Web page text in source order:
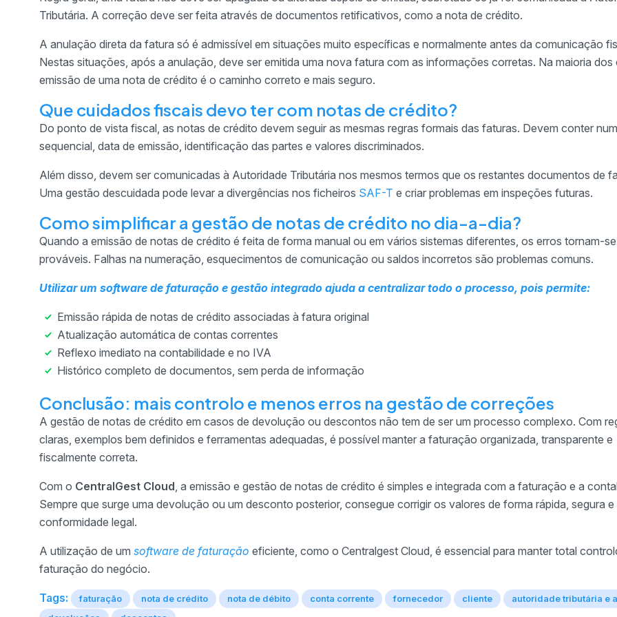
Tributária. A correção deve ser feita através de documentos retificativos, como a nota de crédito.
A anulação direta da fatura só é admissível em situações muito específicas e normalmente antes da comunicação
Nestas situações, após a anulação, deve ser emitida uma nova fatura com as informações corretas. Na maioria dos
emissão de uma nota de crédito é o caminho correto e mais seguro.
Que cuidados fiscais devo ter com notas de crédito?
Do ponto de vista fiscal, as notas de crédito devem seguir as mesmas regras formais das faturas. Devem conter
sequencial, data de emissão, identificação das partes e valores discriminados.
Além disso, devem ser comunicadas à Autoridade Tributária nos mesmos termos que os restantes documentos de
Uma gestão descuidada pode levar a divergências nos ficheiros SAF-T e criar problemas em inspeções futuras.
Como simplificar a gestão de notas de crédito no dia-a-dia?
Quando a emissão de notas de crédito é feita de forma manual ou em vários sistemas diferentes, os erros tornam-
prováveis. Falhas na numeração, esquecimentos de comunicação ou saldos incorretos são problemas comuns.
Utilizar um software de faturação e gestão integrado ajuda a centralizar todo o processo, pois permite:
Emissão rápida de notas de crédito associadas à fatura original
Atualização automática de contas correntes
Reflexo imediato na contabilidade e no IVA
Histórico completo de documentos, sem perda de informação
Conclusão: mais controlo e menos erros na gestão de correções
A gestão de notas de crédito em casos de devolução ou descontos não tem de ser um processo complexo. Com
claras, exemplos bem definidos e ferramentas adequadas, é possível manter a faturação organizada, transparente e
fiscalmente correta.
Com o CentralGest Cloud , a emissão e gestão de notas de crédito é simples e integrada com a faturação e a
Sempre que surge uma devolução ou um desconto posterior, consegue corrigir os valores de forma rápida, segura e
conformidade legal.
A utilização de um software de faturação eficiente, como o Centralgest Cloud, é essencial para manter total
faturação do negócio.
Tags: faturação nota de crédito nota de débito conta corrente fornecedor cliente
autoridade tributária e